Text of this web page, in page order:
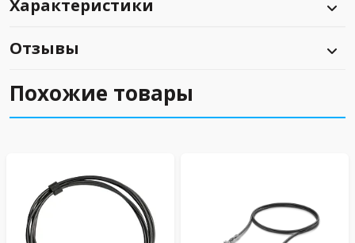
Характеристики
Отзывы
Похожие товары